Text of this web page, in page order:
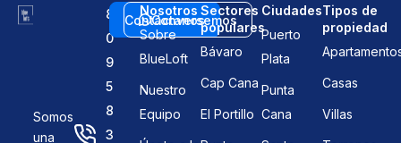
Somos
una
8
0
9
5
8
3
Contáctanos
Conversemos
Nosotros
Sobre
BlueLoft
Nuestro
Equipo
Sectores
populares
Bávaro
Cap Cana
El Portillo
Ciudades
Puerto
Plata
Punta
Cana
Tipos de
propiedad
Casas
Villas